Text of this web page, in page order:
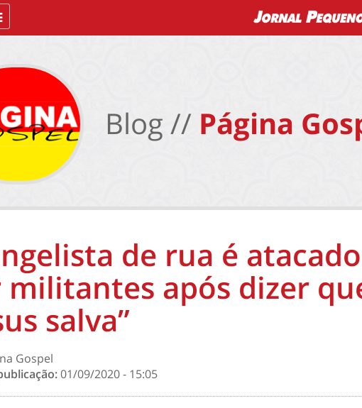
Blog // Página
de rua é atacado
militantes após dizer
salva”
Gospel
01/09/2020 - 15:05